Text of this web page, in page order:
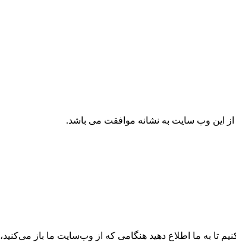
از این وب سایت به نشانه موافقت می باشد.
به ما اطلاع دهید هنگامی که از وب‌سایت ما باز می‌کنید،